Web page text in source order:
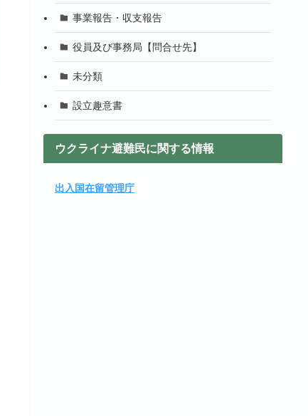
事業報告・収支報告
役員及び事務局【問合せ先】
未分類
設立趣意書
ウクライナ避難民に関する情報
出入国在留管理庁